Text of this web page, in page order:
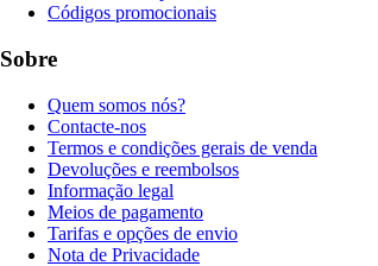
Códigos promocionais
Sobre
Quem somos nós?
Contacte-nos
Termos e condições gerais de venda
Devoluções e reembolsos
Informação legal
Meios de pagamento
Tarifas e opções de envio
Nota de Privacidade